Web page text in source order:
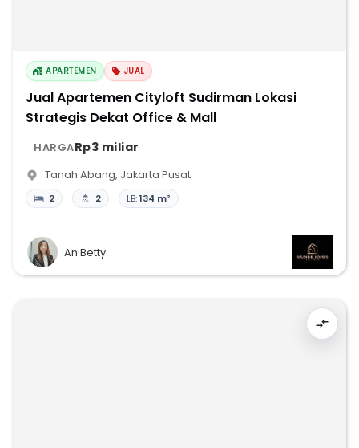
APARTEMEN JUAL
Jual Apartemen Cityloft Sudirman Lokasi
Strategis Dekat Office & Mall
HARGARp3 miliar
Tanah Abang, Jakarta Pusat
2 2 LB:134 m²
An Betty